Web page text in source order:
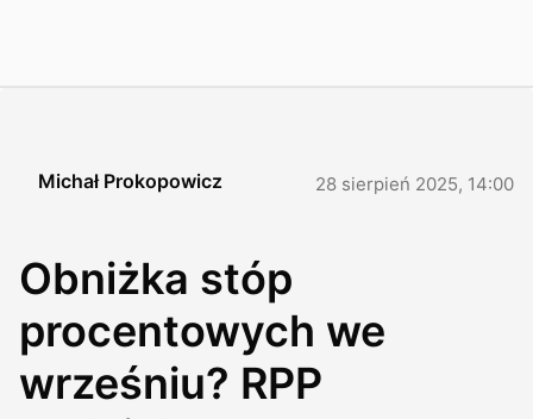
Michał Prokopowicz 28 sierpień 2025, 14:00
Obniżka stóp
procentowych we
wrześniu? RPP